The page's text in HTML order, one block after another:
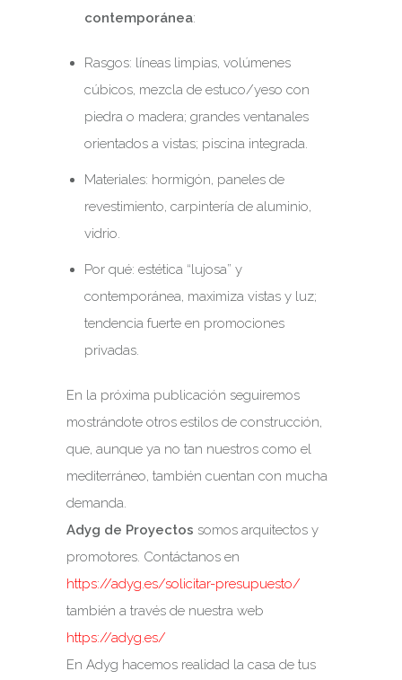
contemporánea:
Rasgos: líneas limpias, volúmenes
cúbicos, mezcla de estuco/yeso con
piedra o madera; grandes ventanales
orientados a vistas; piscina integrada.
Materiales: hormigón, paneles de
revestimiento, carpintería de aluminio,
vidrio.
Por qué: estética “lujosa” y
contemporánea, maximiza vistas y luz;
tendencia fuerte en promociones
privadas.
En la próxima publicación seguiremos
mostrándote otros estilos de construcción,
que, aunque ya no tan nuestros como el
mediterráneo, también cuentan con mucha
demanda.
Adyg de Proyectos somos arquitectos y
promotores. Contáctanos en
https://adyg.es/solicitar-presupuesto/
también a través de nuestra web
https://adyg.es/
En Adyg hacemos realidad la casa de tus